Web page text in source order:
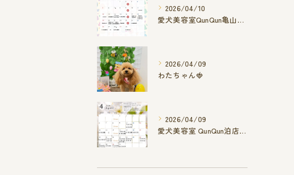
2026/04/10
愛犬美容室QunQun亀山エコー店
2026/04/09
わたちゃん🍓
2026/04/09
愛犬美容室 QunQun泊店 4月空き状況です